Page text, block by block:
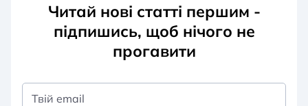
Читай нові статті першим -
підпишись, щоб нічого не
прогавити
Твій email